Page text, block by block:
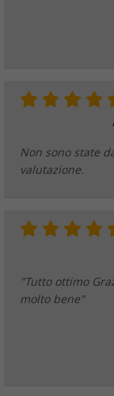
Non sono state
valutazione.
"Tutto ottimo
molto bene"